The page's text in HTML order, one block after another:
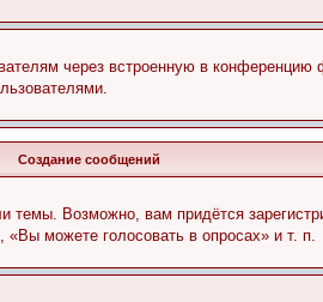
через встроенную в
Создание сообщений
Возможно, вам придётся
можете голосовать в опросах» и т. п.